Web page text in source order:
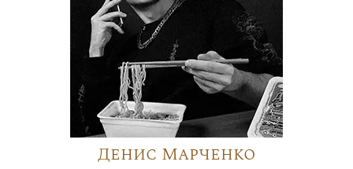
Денис Марченко